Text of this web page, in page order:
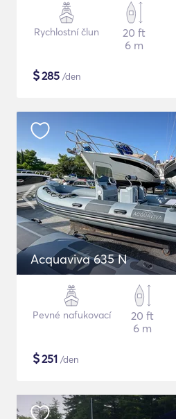
Rychlostní člun
20 ft
6 m
$285 /den
Acquaviva 635 N
Pevné nafukovací
20 ft
6 m
$251 /den